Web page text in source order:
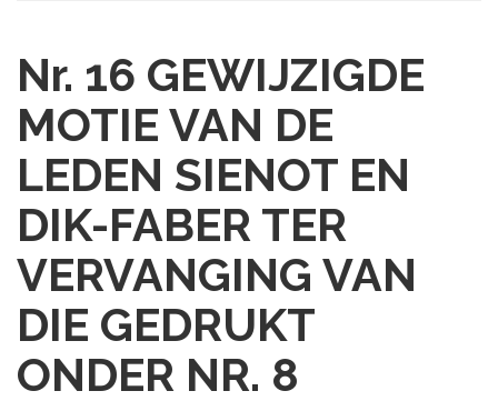
Nr. 16 GEWIJZIGDE
MOTIE VAN DE
LEDEN SIENOT EN
DIK-FABER TER
VERVANGING VAN
DIE GEDRUKT
ONDER NR. 8